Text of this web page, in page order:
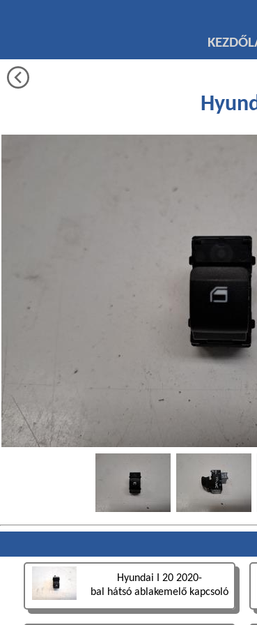
Hyundai I 20 2020-
bal hátsó ablakemelő kapcsoló